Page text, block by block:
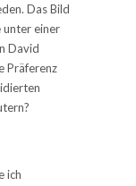
Das Bild
unter einer
David
Präferenz
ich